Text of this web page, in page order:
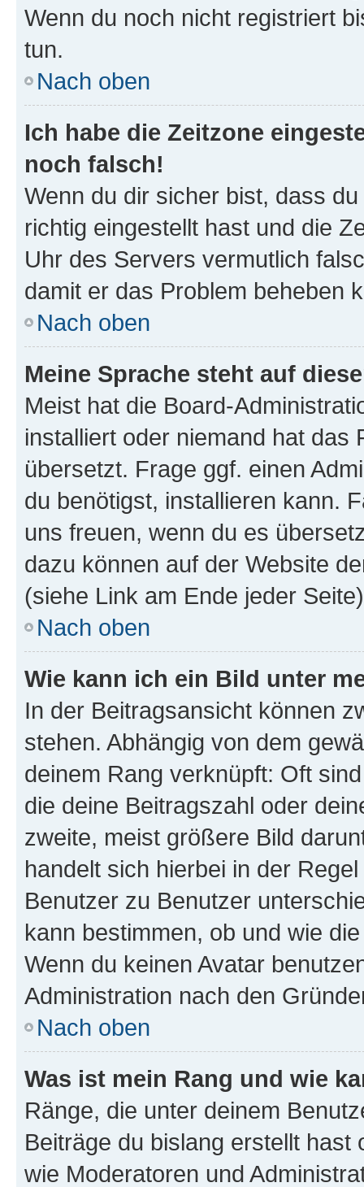
Wenn du noch nicht registriert
tun.
Nach oben
Ich habe die Zeitzone
noch falsch!
Wenn du dir sicher bist, dass
richtig eingestellt hast und die
Uhr des Servers vermutlich
damit er das Problem beheben
Nach oben
Meine Sprache steht auf
Meist hat die Board-
installiert oder niemand hat das
übersetzt. Frage ggf. einen
du benötigst, installieren kann.
uns freuen, wenn du es
dazu können auf der Website
(siehe Link am Ende jeder
Nach oben
Wie kann ich ein Bild unter
In der Beitragsansicht können
stehen. Abhängig von dem
deinem Rang verknüpft: Oft
die deine Beitragszahl oder
zweite, meist größere Bild
handelt sich hierbei in der
Benutzer zu Benutzer
kann bestimmen, ob und wie
Wenn du keinen Avatar
Administration nach den
Nach oben
Was ist mein Rang und wie
Ränge, die unter deinem
Beiträge du bislang erstellt
wie Moderatoren und